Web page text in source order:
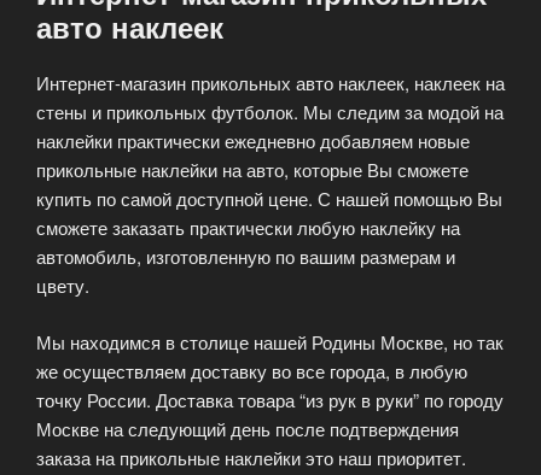
авто наклеек
Интернет-магазин прикольных авто наклеек, наклеек на
стены и прикольных футболок. Мы следим за модой на
наклейки практически ежедневно добавляем новые
прикольные наклейки на авто, которые Вы сможете
купить по самой доступной цене. С нашей помощью Вы
сможете заказать практически любую наклейку на
автомобиль, изготовленную по вашим размерам и
цвету.
Мы находимся в столице нашей Родины Москве, но так
же осуществляем доставку во все города, в любую
точку России. Доставка товара “из рук в руки” по городу
Москве на следующий день после подтверждения
заказа на прикольные наклейки это наш приоритет.